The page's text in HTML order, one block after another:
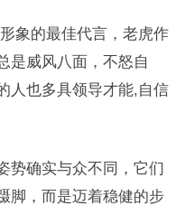
象的最佳代言，老虎作
是威风八面，不怒自
人也多具领导才能,自信
势确实与众不同，它们
脚，而是迈着稳健的步